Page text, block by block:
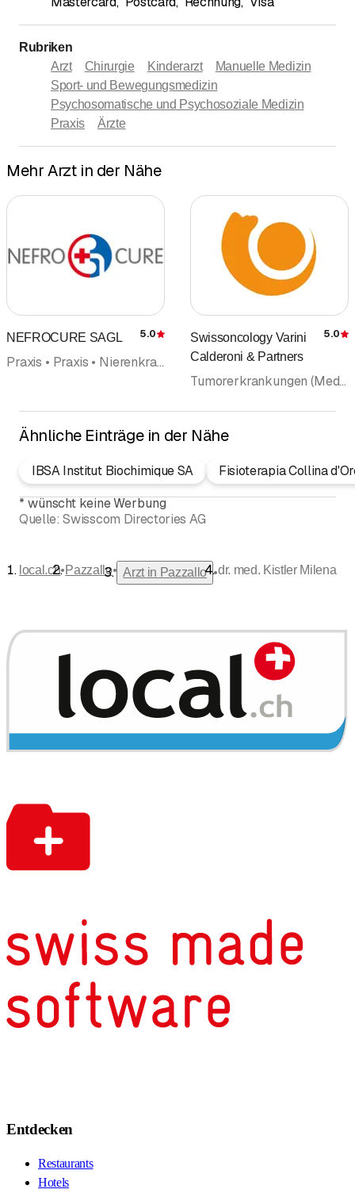
Rubriken
Arzt
Chirurgie Kinderarzt
Manuelle Medizin
Sport- und Bewegungsmedizin
Psychosomatische und Psychosoziale Medizin
Praxis
Ärzte
Mehr Arzt in der Nähe
NEFROCURE SAGL Bewertung
5.0
Praxis • Praxis • Nierenkrankheiten (Nephrologie) • Dialyse • Arzt • Allgemeine Innere Medizin • Ärzte
Swissoncology Varini
Calderoni & Partners
5.0
Tumorerkrankungen (Medizinische Onkologie) • Klinik • Blutkrankheiten (Hämatologie) • Arzt • Allgemeine Innere Medizin • Radio-Onkologie/Strahlentherapie • Frauenarzt • Frauenkrankheiten und Geburtshilfe (Gynäkologie und Geburtshilfe) • Chirurgie • Ärzte
Ähnliche Einträge in der Nähe
IBSA Institut Biochimique SA
Fisioterapia Collina
* wünscht keine Werbung
Quelle: Swisscom Directories AG
local.ch•Pazzallo• Arzt in Pazzallo •dr. med. Kistler Milena
Entdecken
Restaurants
Hotels